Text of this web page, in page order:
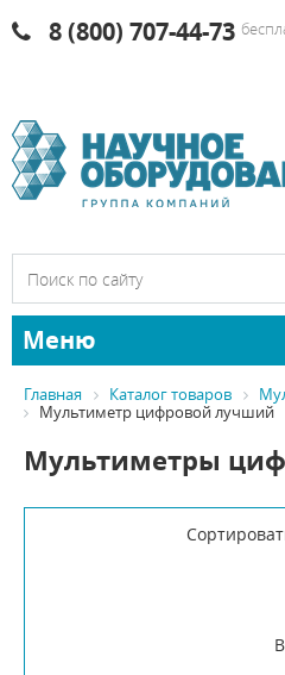
8 (800) 707-44-73
Меню
Главная Каталог товаров
Мультиметр цифровой лучший
Мультиметры